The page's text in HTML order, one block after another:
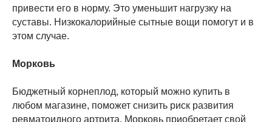
привести его в норму. Это уменьшит нагрузку на
суставы. Низкокалорийные сытные вощи помогут и в
этом случае.
Морковь
Бюджетный корнеплод, который можно купить в
любом магазине, поможет снизить риск развития
ревматоидного артрита. Морковь приобретает свой